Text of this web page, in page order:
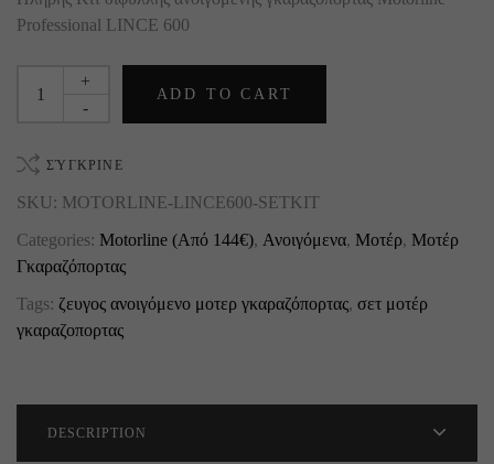
Professional LINCE 600
-
+
ADD TO CART
ΣΎΓΚΡΙΝΕ
SKU: MOTORLINE-LINCE600-SETKIT
Categories: Motorline (Από 144€), Ανοιγόμενα, Μοτέρ, Μοτέρ
Γκαραζόπορτας
Tags: ζευγος ανοιγόμενο μοτερ γκαραζόπορτας, σετ μοτέρ
γκαραζοπορτας
DESCRIPTION